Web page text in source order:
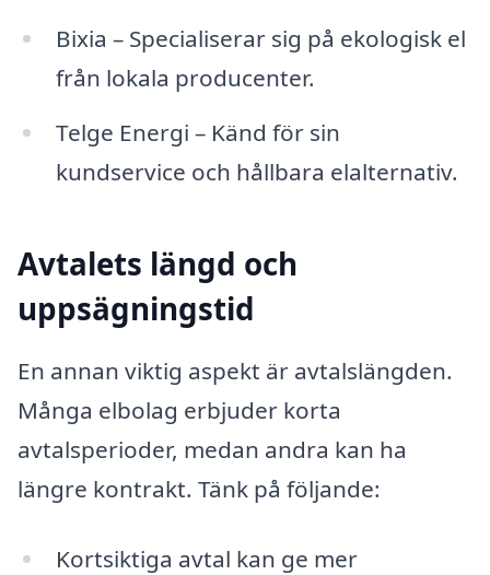
Bixia – Specialiserar sig på ekologisk el
från lokala producenter.
Telge Energi – Känd för sin
kundservice och hållbara elalternativ.
Avtalets längd och
uppsägningstid
En annan viktig aspekt är avtalslängden.
Många elbolag erbjuder korta
avtalsperioder, medan andra kan ha
längre kontrakt. Tänk på följande:
Kortsiktiga avtal kan ge mer